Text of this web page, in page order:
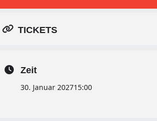
TICKETS
Zeit
30. Januar 202715:00